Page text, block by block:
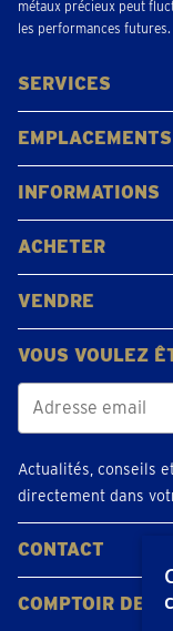
métaux précieux peut
les performances futures.
SERVICES
Acheter
Vendre
Vente aux enchères
EMPLACEMENTS
Gerpinnes
Liège
Namur
Waterloo
Woluwe-Saint-
Voir tous les
INFORMATIONS
FAQ
Avis clients
ACHETER
Acheter de l'or
Acheter des pièces
Acheter de l'argent
VENDRE
Bijoux en or
Pièces d'or
Lingots d'or
VOUS VOULEZ
Actualités, conseils
directement dans
CONTACT
Contacter
Planifiez votre
Emplacements
COMPTOIR DE